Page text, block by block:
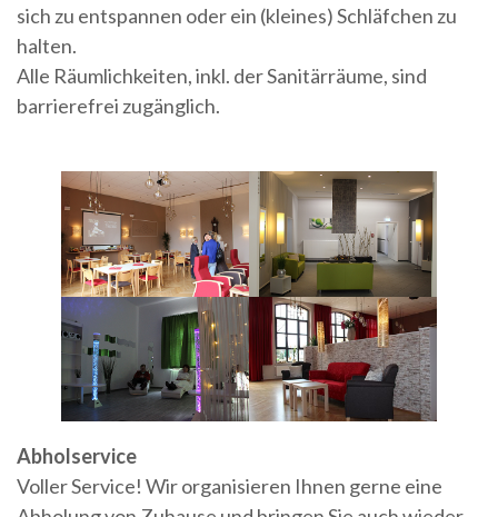
sich zu entspannen oder ein (kleines) Schläfchen zu
halten.
Alle Räumlichkeiten, inkl. der Sanitärräume, sind
barrierefrei zugänglich.
Abholservice
Voller Service! Wir organisieren Ihnen gerne eine